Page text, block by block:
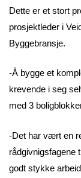
Dette er et stort
prosjektleder i
Byggebransje.
-Å bygge et
krevende i seg
med 3
-Det har vært en
rådgivnigsfagene
godt stykke